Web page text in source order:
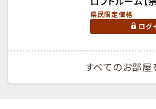
県民限定価格
ログ
すべてのお部屋